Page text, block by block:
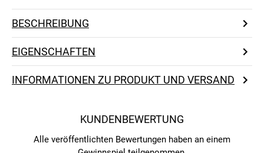
BESCHREIBUNG
EIGENSCHAFTEN
INFORMATIONEN ZU PRODUKT UND VERSAND
KUNDENBEWERTUNG
Alle veröffentlichten Bewertungen haben an einem